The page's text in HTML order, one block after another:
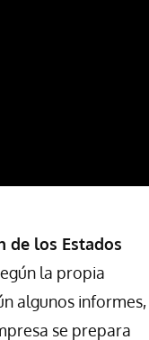
de los Estados
la propia
algunos informes,
se prepara